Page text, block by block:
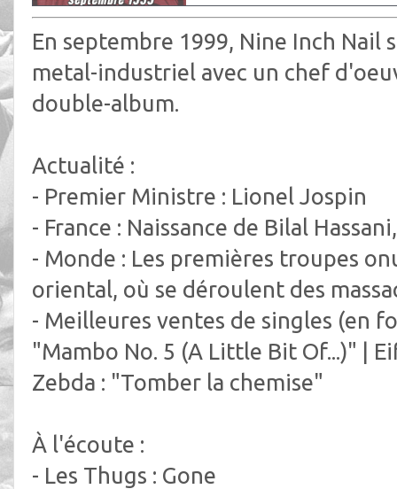
En septembre 1999, Nine Inch Nail
metal-industriel avec un chef
double-album.
Actualité :
- Premier Ministre : Lionel Jospin
- France : Naissance de Bilal
- Monde : Les premières troupes
oriental, où se déroulent des
- Meilleures ventes de singles (en
"Mambo No. 5 (A Little Bit Of...)" |
Zebda : "Tomber la chemise"
À l'écoute :
- Les Thugs : Gone